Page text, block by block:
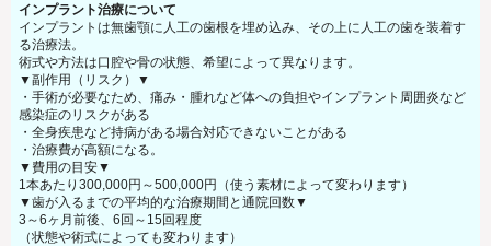
インプラント治療について
インプラントは無歯顎に人工の歯根を埋め込み、その上に人工の歯を装着す
る治療法。
術式や方法は口腔や骨の状態、希望によって異なります。
▼副作用（リスク）▼
・手術が必要なため、痛み・腫れなど体への負担やインプラント周囲炎など
感染症のリスクがある
・全身疾患など持病がある場合対応できないことがある
・治療費が高額になる。
▼費用の目安▼
1本あたり300,000円～500,000円（使う素材によって変わります）
▼歯が入るまでの平均的な治療期間と通院回数▼
3～6ヶ月前後、6回～15回程度
（状態や術式によっても変わります）